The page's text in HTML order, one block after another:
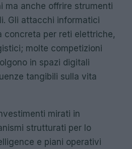
ma anche offrire strumenti
Gli attacchi informatici
concreta per reti elettriche,
molte competizioni
in spazi digitali
tangibili sulla vita
mirati in
strutturati per lo
e piani operativi